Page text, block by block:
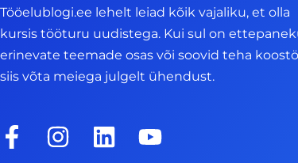
Tööelublogi.ee lehelt leiad kõik vajaliku, et olla
kursis tööturu uudistega. Kui sul on
erinevate teemade osas või soovid teha
siis võta meiega julgelt ühendust.
F
I
L
Y